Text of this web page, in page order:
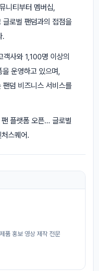
니티부터 멤버십,
로벌 팬덤과의 접점을
.
사와 1,100명 이상의
운영하고 있으며,
덤 비즈니스 서비스를
플랫폼 오픈… 글로벌
스퀘어.
품 홍보 영상 제작 전문